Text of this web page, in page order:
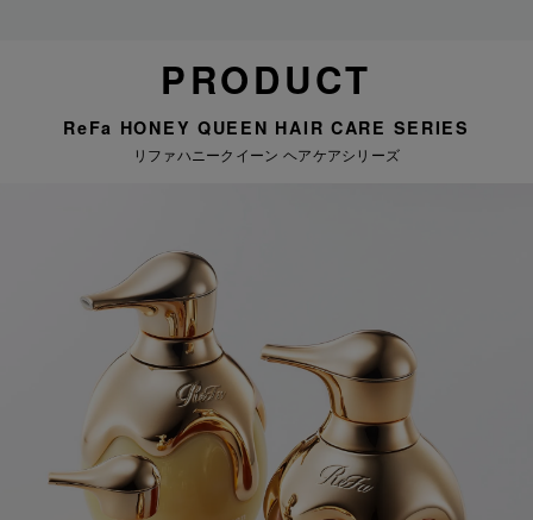
PRODUCT
ReFa HONEY QUEEN HAIR CARE SERIES
リファハニークイーン ヘアケアシリーズ